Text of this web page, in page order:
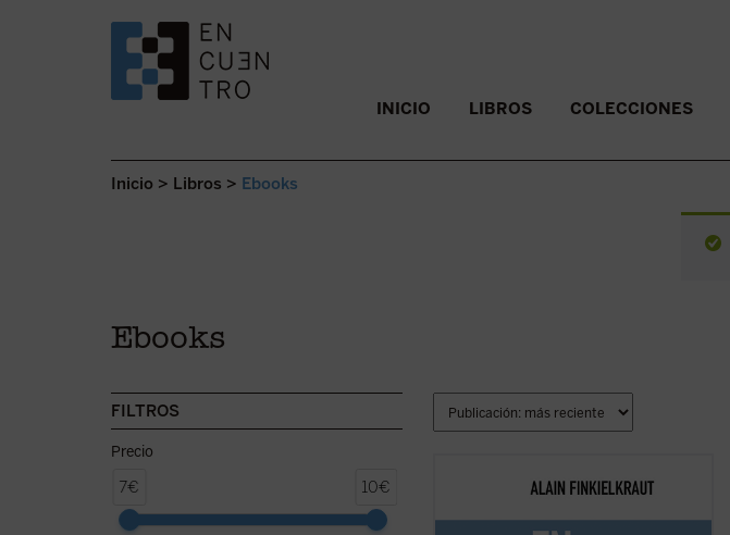
SALTAR AL CONTENIDO. INICIO LIBROS COLECCIONES
Inicio > Libros > Ebooks
Ebooks
FILTROS
Precio
7€ 10€
«Reaccionarios, dicen.
de precisar la situación en que me